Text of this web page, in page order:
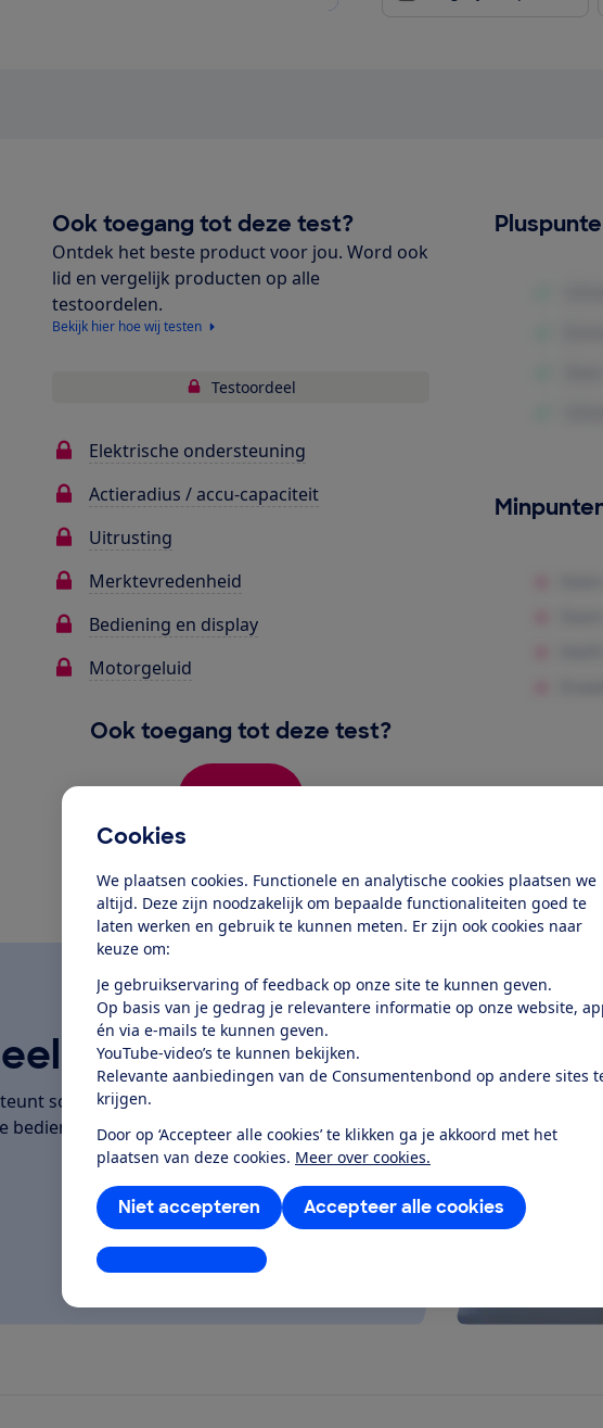
Cookies
We plaatsen cookies. Functionele en analytische cookies plaatsen we
altijd. Deze zijn noodzakelijk om bepaalde functionaliteiten goed te
laten werken en gebruik te kunnen meten. Er zijn ook cookies naar
keuze om:
Je gebruikservaring of feedback op onze site te kunnen geven.
Op basis van je gedrag je relevantere informatie op onze website,
én via e-mails te kunnen geven.
YouTube-video’s te kunnen bekijken.
Relevante aanbiedingen van de Consumentenbond op andere sites
krijgen.
Door op ‘Accepteer alle cookies’ te klikken ga je akkoord met het
plaatsen van deze cookies. Meer over cookies.
Accepteer alle cookies
Niet accepteren
Instellingen aanpassen
Ook toegang tot deze test?
Ontdek het beste product voor jou. Word ook
lid en vergelijk producten op alle
testoordelen.
Bekijk hier hoe wij testen
Testoordeel
Elektrische ondersteuning
Actieradius / accu-capaciteit
Uitrusting
Merktevredenheid
Bediening en display
Motorgeluid
Ook toegang tot deze test?
getest
soepel, laat je ver fietsen op een
bedienen. We kijken of de e-bike op rolletjes